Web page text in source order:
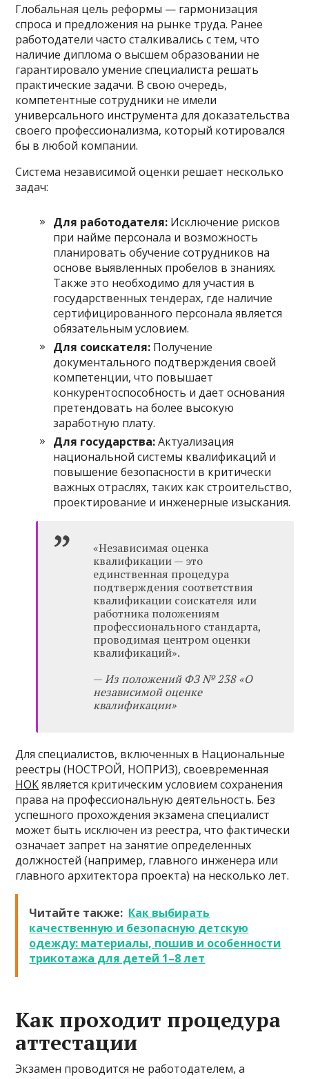
Глобальная цель реформы — гармонизация
спроса и предложения на рынке труда. Ранее
работодатели часто сталкивались с тем, что
наличие диплома о высшем образовании не
гарантировало умение специалиста решать
практические задачи. В свою очередь,
компетентные сотрудники не имели
универсального инструмента для доказательства
своего профессионализма, который котировался
бы в любой компании.
Система независимой оценки решает несколько
задач:
Для работодателя: Исключение рисков
при найме персонала и возможность
планировать обучение сотрудников на
основе выявленных пробелов в знаниях.
Также это необходимо для участия в
государственных тендерах, где наличие
сертифицированного персонала является
обязательным условием.
Для соискателя: Получение
документального подтверждения своей
компетенции, что повышает
конкурентоспособность и дает основания
претендовать на более высокую
заработную плату.
Для государства:Актуализация
национальной системы квалификаций и
повышение безопасности в критически
важных отраслях, таких как строительство,
проектирование и инженерные изыскания.
«Независимая оценка
квалификации — это
единственная процедура
подтверждения соответствия
квалификации соискателя или
работника положениям
профессионального стандарта,
проводимая центром оценки
квалификаций».
—Из положений ФЗ № 238 «О
независимой оценке
квалификации»
Для специалистов, включенных в Национальные
реестры (НОСТРОЙ, НОПРИЗ), своевременная
НОКявляется критическим условием сохранения
права на профессиональную деятельность. Без
успешного прохождения экзамена специалист
может быть исключен из реестра, что фактически
означает запрет на занятие определенных
должностей (например, главного инженера или
главного архитектора проекта) на несколько лет.
Читайте также: Как выбирать
качественную и безопасную детскую
одежду: материалы, пошив и особенности
трикотажа для детей 1–8 лет
Как проходит процедура
аттестации
Экзамен проводится не работодателем, а